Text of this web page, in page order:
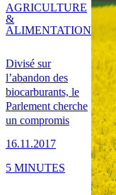
Divisé sur
l’abandon des
biocarburants, le
Parlement cherche
un compromis
16.11.2017
AGRICULTURE
&
ALIMENTATION
5 MINUTES